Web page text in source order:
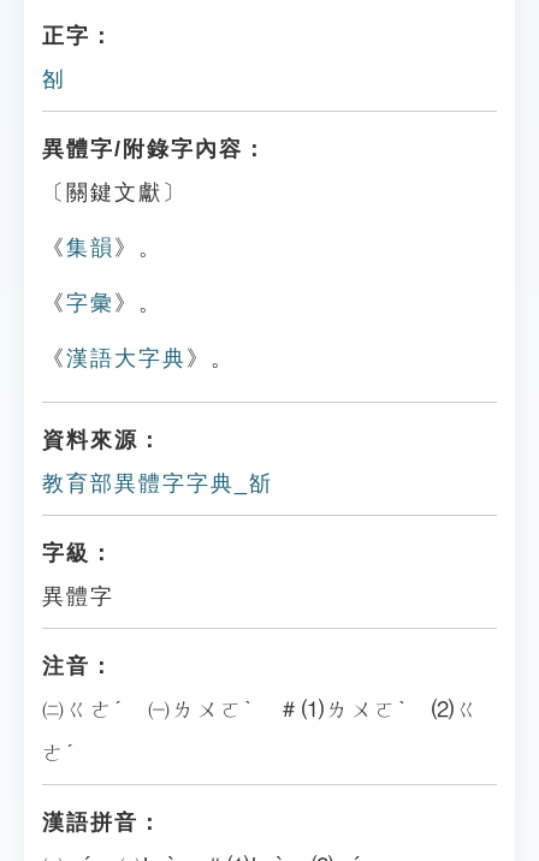
正字：
㓢
異體字/附錄字內容：
〔關鍵文獻〕
《集韻 》。
《字彙 》。
《漢語大字典 》。
資料來源：
教育部異體字字典_㪾
字級：
異體字
注音：
㈡ㄍㄜˊ ㈠ㄌㄨㄛˋ ＃⑴ㄌㄨㄛˋ ⑵ㄍ
ㄜˊ
漢語拼音：